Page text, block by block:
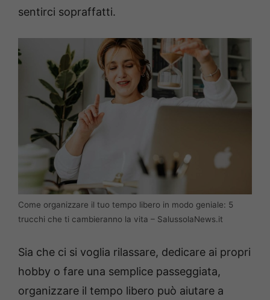
sentirci sopraffatti.
Come organizzare il tuo tempo libero in modo geniale: 5
trucchi che ti cambieranno la vita – SalussolaNews.it
Sia che ci si voglia rilassare, dedicare ai propri
hobby o fare una semplice passeggiata,
organizzare il tempo libero può aiutare a